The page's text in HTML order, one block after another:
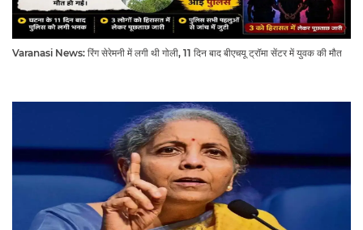
Varanasi News: रिंग सेरेमनी में लगी थी गोली, 11 दिन बाद बीएचयू ट्रॉमा सेंटर में युवक की मौत